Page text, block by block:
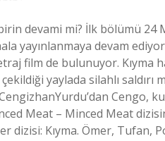
birin devami mi? İlk bölümü 24
yayınlanmaya devam
film de bulunuyor. Kıyma
yaylada silahlı saldırı
Cengo,
Meat – Minced Meat
dizisi: Kıyma. Ömer, Tufan,